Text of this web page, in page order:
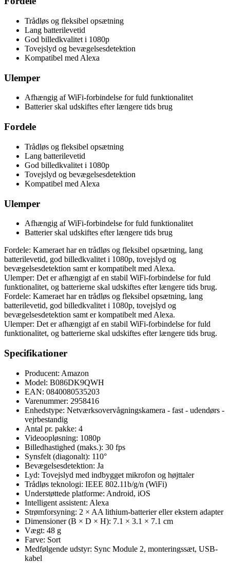
Trådløs og fleksibel opsætning
Lang batterilevetid
God billedkvalitet i 1080p
Tovejslyd og bevægelsesdetektion
Kompatibel med Alexa
Ulemper
Afhængig af WiFi-forbindelse for fuld funktionalitet
Batterier skal udskiftes efter længere tids brug
Fordele
Trådløs og fleksibel opsætning
Lang batterilevetid
God billedkvalitet i 1080p
Tovejslyd og bevægelsesdetektion
Kompatibel med Alexa
Ulemper
Afhængig af WiFi-forbindelse for fuld funktionalitet
Batterier skal udskiftes efter længere tids brug
Fordele: Kameraet har en trådløs og fleksibel opsætning, lang
batterilevetid, god billedkvalitet i 1080p, tovejslyd og
bevægelsesdetektion samt er kompatibelt med Alexa.
Ulemper: Det er afhængigt af en stabil WiFi-forbindelse for fuld
funktionalitet, og batterierne skal udskiftes efter længere tids brug.
Fordele: Kameraet har en trådløs og fleksibel opsætning, lang
batterilevetid, god billedkvalitet i 1080p, tovejslyd og
bevægelsesdetektion samt er kompatibelt med Alexa.
Ulemper: Det er afhængigt af en stabil WiFi-forbindelse for fuld
funktionalitet, og batterierne skal udskiftes efter længere tids brug.
Specifikationer
Producent: Amazon
Model: B086DK9QWH
EAN: 0840080535203
Varenummer: 2958416
Enhedstype: Netværksovervågningskamera - fast - udendørs -
vejrbestandig
Antal pr. pakke: 4
Videoopløsning: 1080p
Billedhastighed (maks.): 30 fps
Synsfelt (diagonalt): 110°
Bevægelsesdetektion: Ja
Lyd: Tovejslyd med indbygget mikrofon og højttaler
Trådløs teknologi: IEEE 802.11b/g/n (WiFi)
Understøttede platforme: Android, iOS
Intelligent assistent: Alexa
Strømforsyning: 2 × AA lithium-batterier eller ekstern adapter
Dimensioner (B × D × H): 7.1 × 3.1 × 7.1 cm
Vægt: 48 g
Farve: Sort
Medfølgende udstyr: Sync Module 2, monteringssæt, USB-
kabel